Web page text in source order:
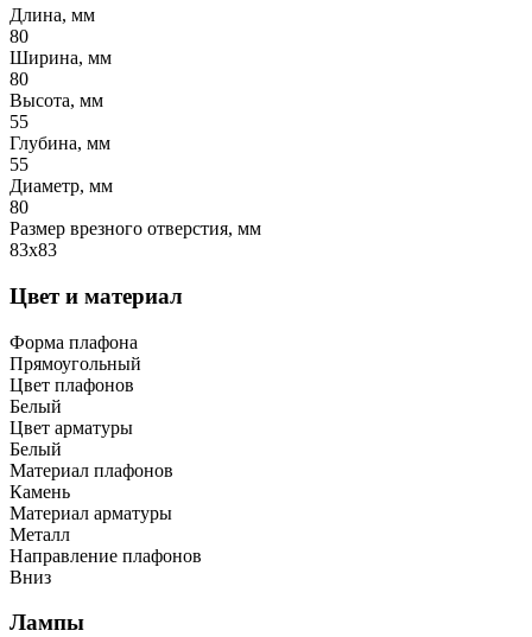
Длина, мм
80
Ширина, мм
80
Высота, мм
55
Глубина, мм
55
Диаметр, мм
80
Размер врезного отверстия, мм
83х83
Цвет и материал
Форма плафона
Прямоугольный
Цвет плафонов
Белый
Цвет арматуры
Белый
Материал плафонов
Камень
Материал арматуры
Металл
Направление плафонов
Вниз
Лампы